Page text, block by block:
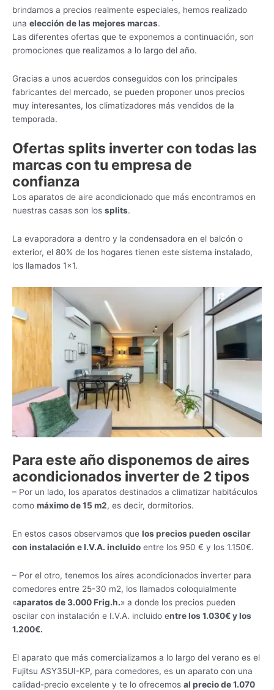
brindamos a precios realmente especiales, hemos realizado
una elección de las mejores marcas.
Las diferentes ofertas que te exponemos a continuación, son
promociones que realizamos a lo largo del año.
Gracias a unos acuerdos conseguidos con los principales
fabricantes del mercado, se pueden proponer unos precios
muy interesantes, los climatizadores más vendidos de la
temporada.
Ofertas splits inverter con todas las
marcas con tu empresa de
confianza
Los aparatos de aire acondicionado que más encontramos en
nuestras casas son los splits.
La evaporadora a dentro y la condensadora en el balcón o
exterior, el 80% de los hogares tienen este sistema instalado,
los llamados 1×1.
Para este año disponemos de aires
acondicionados inverter de 2 tipos
– Por un lado, los aparatos destinados a climatizar habitáculos
como máximo de 15 m2, es decir, dormitorios.
En estos casos observamos que los precios pueden oscilar
con instalación e I.V.A. incluido entre los 950 € y los 1.150€.
– Por el otro, tenemos los aires acondicionados inverter para
comedores entre 25-30 m2, los llamados coloquialmente
«aparatos de 3.000 Frig.h.» a donde los precios pueden
oscilar con instalación e I.V.A. incluido entre los 1.030€ y los
1.200€.
El aparato que más comercializamos a lo largo del verano es el
Fujitsu ASY35UI-KP, para comedores, es un aparato con una
calidad-precio excelente y te lo ofrecemos al precio de 1.070